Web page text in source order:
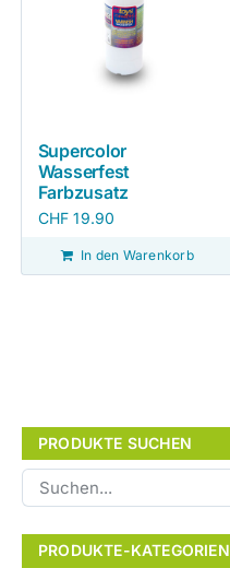
Supercolor
Wasserfest
Farbzusatz
CHF 19.90
In den Warenkorb
PRODUKTE SUCHEN
PRODUKTE-KATEGORIEN